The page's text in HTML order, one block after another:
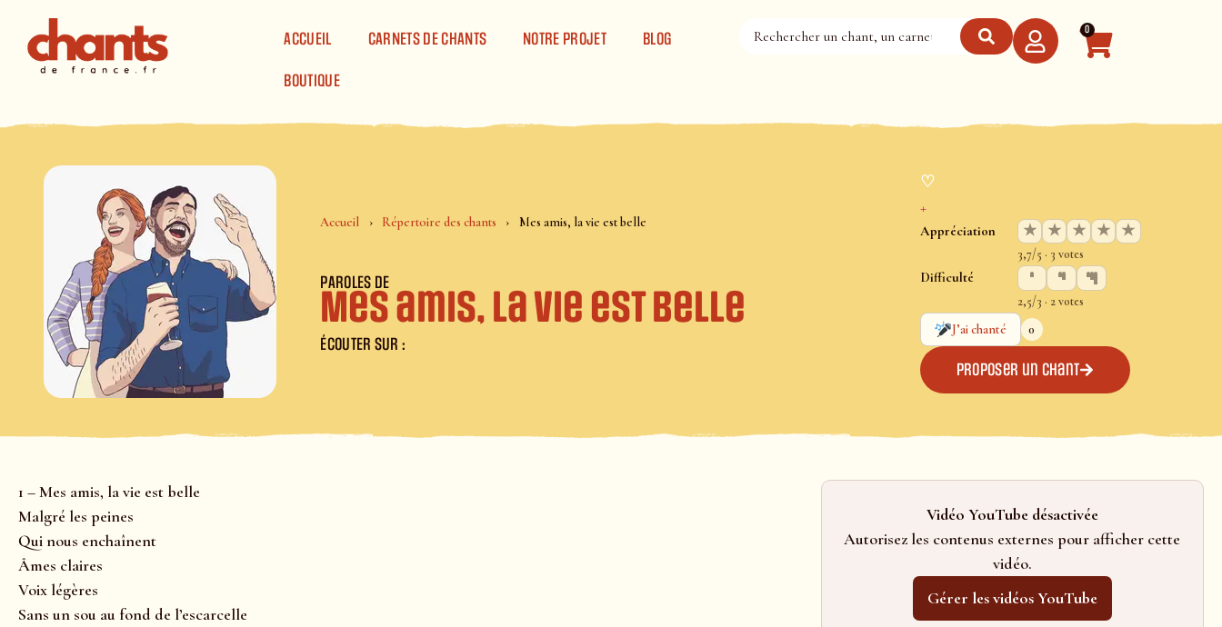
ACCUEIL
CARNETS DE CHANTS NOTRE PROJET BLOG
BOUTIQUE
0
Accueil Répertoire des chants Mes amis, la vie est belle
PAROLES DE
Mes amis, la vie est belle
ÉCOUTER SUR :
♡
+
Appréciation ★ ★ ★ ★ ★
3,7/5 · 3 votes
Difficulté
2,5/3 · 2 votes
J’ai chanté
0
Proposer un chant
1 – Mes amis, la vie est belle
Malgré les peines
Qui nous enchaînent
Âmes claires
Voix légères
Sans un sou au fond de l’escarcelle
Vidéo YouTube désactivée
Autorisez les contenus externes pour afficher cette
vidéo.
Gérer les vidéos YouTube